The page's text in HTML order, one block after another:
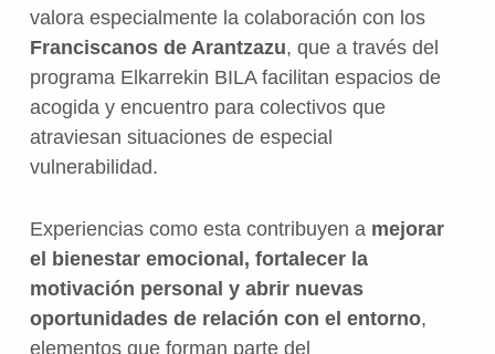
valora especialmente la colaboración con los
Franciscanos de Arantzazu, que a través del
programa Elkarrekin BILA facilitan espacios de
acogida y encuentro para colectivos que
atraviesan situaciones de especial
vulnerabilidad.
Experiencias como esta contribuyen a mejorar
el bienestar emocional, fortalecer la
motivación personal y abrir nuevas
oportunidades de relación con el entorno,
elementos que forman parte del